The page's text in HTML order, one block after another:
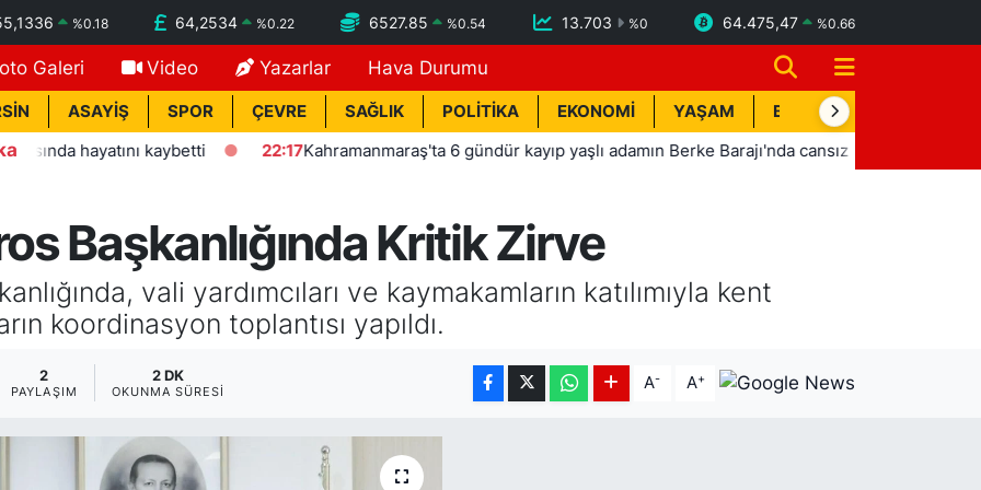
%0.18 64,2534 %0.22 6527.85 %0.54 13.703 %0 64.475,47 %0.66
Galeri Video Yazarlar Hava Durumu
ASAYİŞ SPOR ÇEVRE SAĞLIK POLİTİKA EKONOMİ YAŞAM BİK İLAN
kaybetti 22:17 Kahramanmaraş'ta 6 gündür kayıp yaşlı adamın Berke Barajı'nda cansız bedeni bulundu
Başkanlığında Kritik Zirve
vali yardımcıları ve kaymakamların katılımıyla kent
koordinasyon toplantısı yapıldı.
2
PAYLAŞIM
2 DK
OKUNMA SÜRESI A- A+